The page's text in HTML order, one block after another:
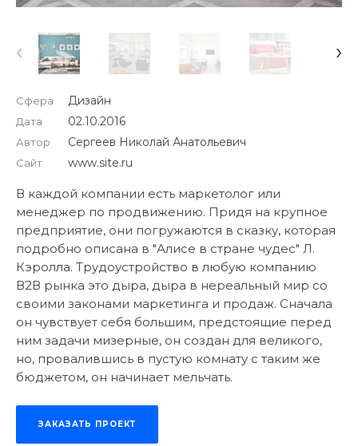
‹ ›
Сфера
Дата
Автор
Сайт
Дизайн
02.10.2016
Сергеев Николай Анатольевич
www.site.ru
В каждой компании есть маркетолог или
менеджер по продвижению. Придя на крупное
предприятие, они погружаются в сказку, которая
подробно описана в "Алисе в стране чудес" Л.
Кэролла. Трудоустройство в любую компанию
В2В рынка это дыра, дыра в нереальный мир со
своими законами маркетинга и продаж. Сначала
он чувствует себя большим, предстоящие перед
ним задачи мизерные, он создан для великого,
но, провалившись в пустую комнату с таким же
бюджетом, он начинает мельчать.
ЗАКАЗАТЬ ПРОЕКТ